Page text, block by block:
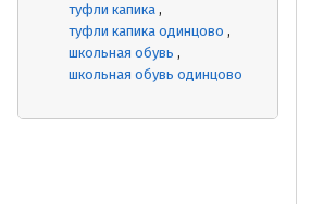
туфли капика
туфли капика одинцово
школьная обувь
школьная обувь одинцово